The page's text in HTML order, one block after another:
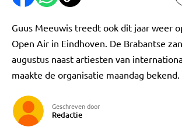
Guus Meeuwis treedt ook dit jaar weer
Open Air in Eindhoven. De Brabantse
augustus naast artiesten van
maakte de organisatie maandag bekend.
Geschreven door
Redactie